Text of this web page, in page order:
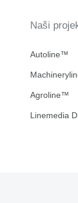
Naši
Autoline™
Agroline™
Linemedia